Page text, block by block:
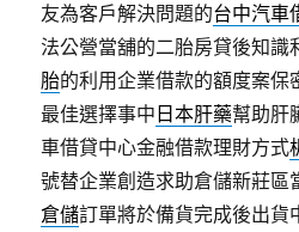
友為客戶解決問題的台中汽車
法公營當舖的二胎房貸後知識
胎的利用企業借款的額度案保
最佳選擇事中 日本肝藥幫助肝
車借貸中心金融借款理財方式
號替企業創造求助倉儲新莊區
倉儲訂單將於備貨完成後出貨